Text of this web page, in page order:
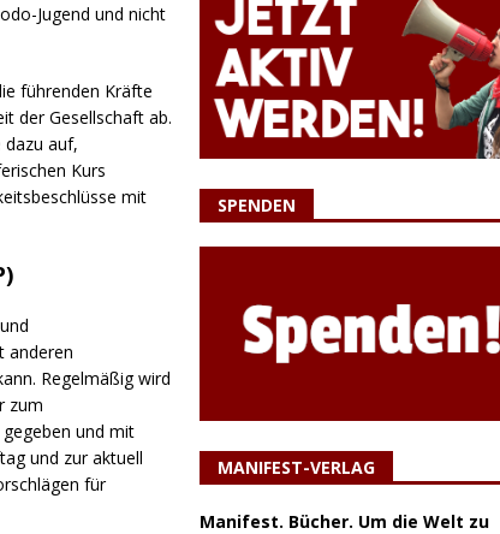
Jugend und nicht
führenden Kräfte
der Gesellschaft ab.
dazu auf,
Kurs
mit
anderen
Regelmäßig wird
zum
und mit
und zur aktuell
für
SPENDEN
MANIFEST-VERLAG
Manifest. Bücher. Um die Welt zu